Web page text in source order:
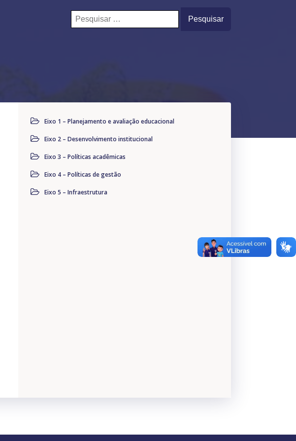
Pesquisar
por:
Eixo 1 – Planejamento e avaliação educacional
Eixo 2 – Desenvolvimento institucional
Eixo 3 – Políticas acadêmicas
Eixo 4 – Políticas de gestão
Eixo 5 – Infraestrutura